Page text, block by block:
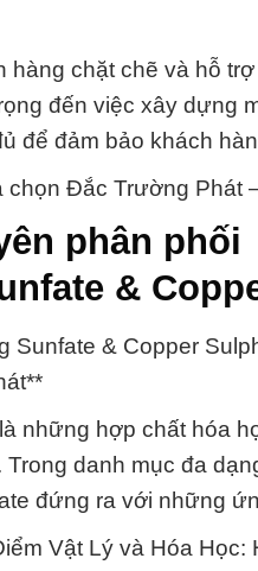
hàng chặt chẽ và hỗ
đến việc xây dựng
để đảm bảo khách
Đắc Trường Phát
phân phối
&
Sunfate & Copper
những hợp chất hóa
danh mục đa
đứng ra với những
Vật Lý và Hóa Học: